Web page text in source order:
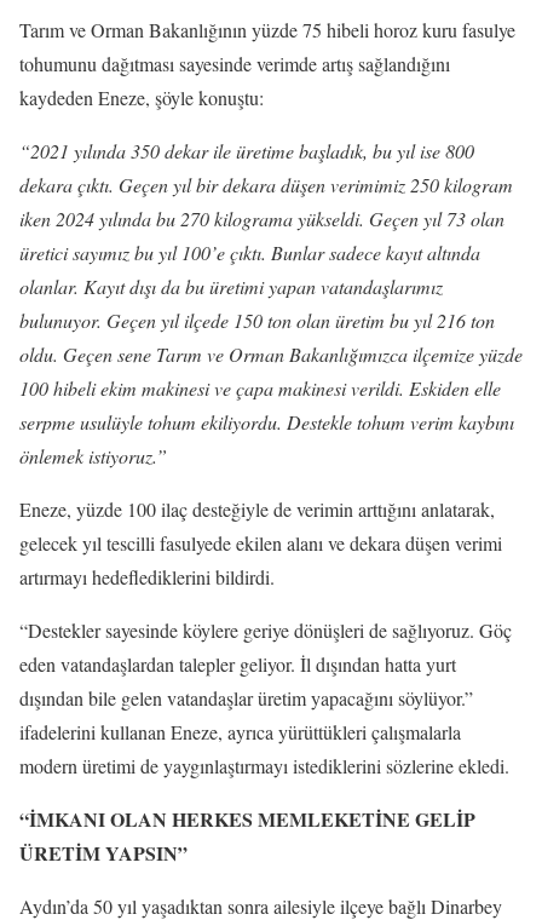
Tarım ve Orman Bakanlığının yüzde 75 hibeli horoz kuru fasulye
tohumunu dağıtması sayesinde verimde artış sağlandığını
kaydeden Eneze, şöyle konuştu:
“2021 yılında 350 dekar ile üretime başladık, bu yıl ise 800
dekara çıktı. Geçen yıl bir dekara düşen verimimiz 250 kilogram
iken 2024 yılında bu 270 kilograma yükseldi. Geçen yıl 73 olan
üretici sayımız bu yıl 100’e çıktı. Bunlar sadece kayıt altında
olanlar. Kayıt dışı da bu üretimi yapan vatandaşlarımız
bulunuyor. Geçen yıl ilçede 150 ton olan üretim bu yıl 216 ton
oldu. Geçen sene Tarım ve Orman Bakanlığımızca ilçemize yüzde
100 hibeli ekim makinesi ve çapa makinesi verildi. Eskiden elle
serpme usulüyle tohum ekiliyordu. Destekle tohum verim kaybını
önlemek istiyoruz.”
Eneze, yüzde 100 ilaç desteğiyle de verimin arttığını anlatarak,
gelecek yıl tescilli fasulyede ekilen alanı ve dekara düşen verimi
artırmayı hedeflediklerini bildirdi.
“Destekler sayesinde köylere geriye dönüşleri de sağlıyoruz. Göç
eden vatandaşlardan talepler geliyor. İl dışından hatta yurt
dışından bile gelen vatandaşlar üretim yapacağını söylüyor.”
ifadelerini kullanan Eneze, ayrıca yürüttükleri çalışmalarla
modern üretimi de yaygınlaştırmayı istediklerini sözlerine ekledi.
“İMKANI OLAN HERKES MEMLEKETİNE GELİP
ÜRETİM YAPSIN”
Aydın’da 50 yıl yaşadıktan sonra ailesiyle ilçeye bağlı Dinarbey